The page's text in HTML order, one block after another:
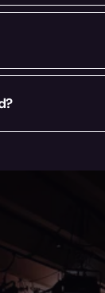
ovenfor, læg i
og omegn. Ring
vi den rigtige